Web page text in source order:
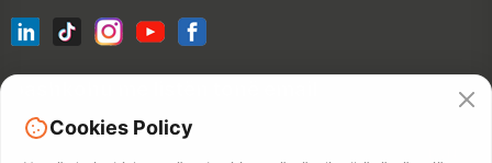
Cookies Policy